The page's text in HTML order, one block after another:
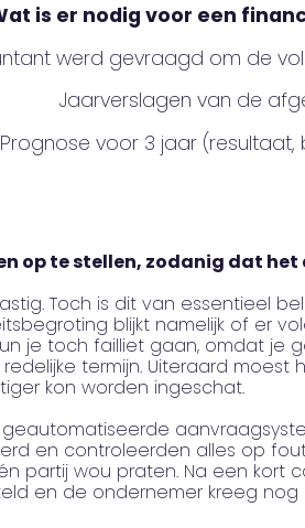
is er nodig voor een
werd gevraagd om de
Jaarverslagen van de
Prognose voor 3 jaar (resultaat,
op te stellen, zodanig dat
Toch is dit van essentieel
blijkt namelijk of er
je toch failliet gaan, omdat
termijn. Uiteraard
kon worden ingeschat.
en controleerden alles op
partij wou praten. Na een
en de ondernemer kreeg